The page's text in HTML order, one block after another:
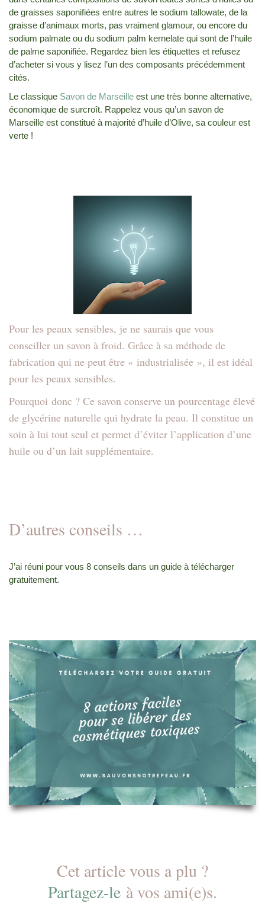
de graisses saponifiées entre autres le sodium tallowate, de la
graisse d’animaux morts, pas vraiment glamour, ou encore du
sodium palmate ou du sodium palm kernelate qui sont de l’huile
de palme saponifiée. Regardez bien les étiquettes et refusez
d’acheter si vous y lisez l’un des composants précédemment
cités.
Le classique Savon de Marseille est une très bonne alternative,
économique de surcroît. Rappelez vous qu’un savon de
Marseille est constitué à majorité d’huile d’Olive, sa couleur est
verte !
Pour les peaux sensibles, je ne saurais que vous
conseiller un savon à froid. Grâce à sa méthode de
fabrication qui ne peut être « industrialisée », il est idéal
pour les peaux sensibles.
Pourquoi donc ? Ce savon conserve un pourcentage élevé
de glycérine naturelle qui hydrate la peau. Il constitue un
soin à lui tout seul et permet d’éviter l’application d’une
huile ou d’un lait supplémentaire.
D’autres conseils …
J’ai réuni pour vous 8 conseils dans un guide à télécharger
gratuitement.
Cet article vous a plu ?
Partagez-le à vos ami(e)s.